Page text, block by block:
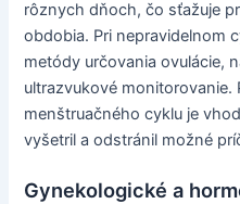
rôznych dňoch, čo sťažuje
obdobia. Pri nepravidelnom
metódy určovania ovulácie,
ultrazvukové
menštruačného cyklu je
vyšetril a odstránil možné
Gynekologické a